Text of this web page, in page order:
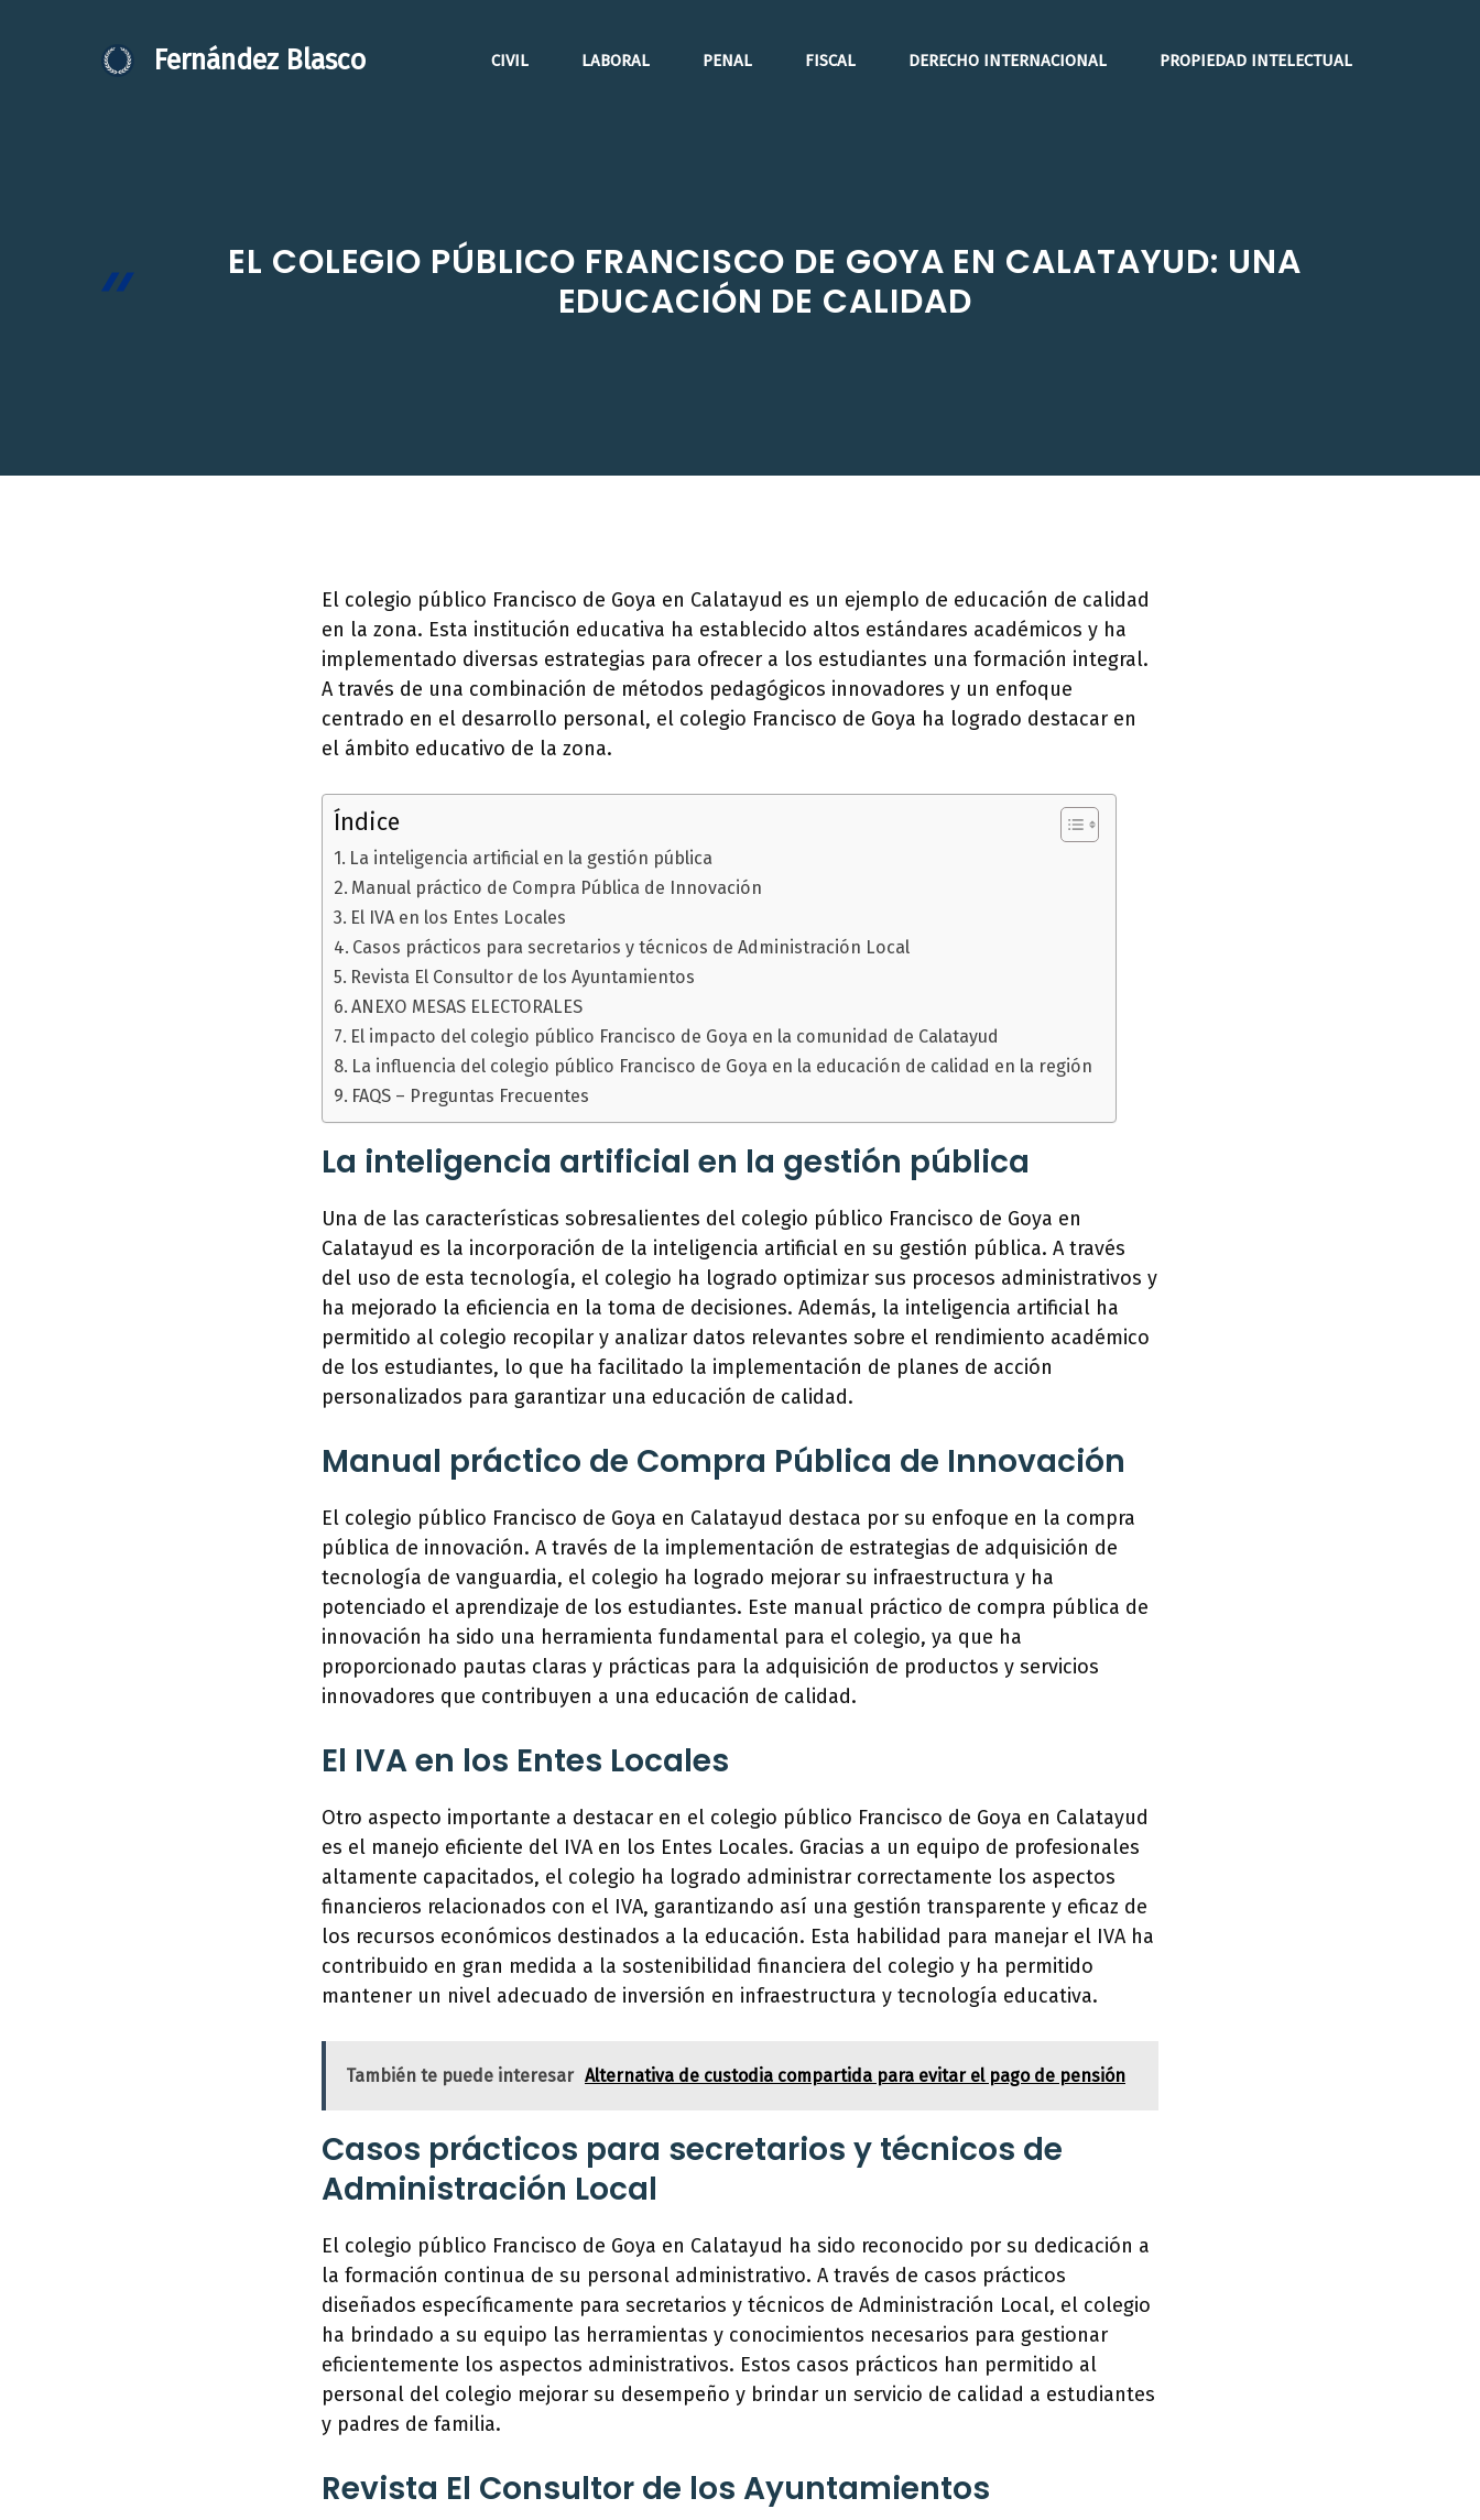
Fernández Blasco CIVIL LABORAL PENAL FISCAL DERECHO INTERNACIONAL PROPIEDAD INTELECTUAL
EL COLEGIO PÚBLICO FRANCISCO DE GOYA EN CALATAYUD: UNA
EDUCACIÓN DE CALIDAD
El colegio público Francisco de Goya en Calatayud es un ejemplo de educación de calidad
en la zona. Esta institución educativa ha establecido altos estándares académicos y ha
implementado diversas estrategias para ofrecer a los estudiantes una formación integral.
A través de una combinación de métodos pedagógicos innovadores y un enfoque
centrado en el desarrollo personal, el colegio Francisco de Goya ha logrado destacar en
el ámbito educativo de la zona.
Índice
La inteligencia artificial en la gestión pública
Manual práctico de Compra Pública de Innovación
El IVA en los Entes Locales
Casos prácticos para secretarios y técnicos de Administración Local
Revista El Consultor de los Ayuntamientos
ANEXO MESAS ELECTORALES
El impacto del colegio público Francisco de Goya en la comunidad de Calatayud
La influencia del colegio público Francisco de Goya en la educación de calidad en la región
FAQS – Preguntas Frecuentes
La inteligencia artificial en la gestión pública
Una de las características sobresalientes del colegio público Francisco de Goya en
Calatayud es la incorporación de la inteligencia artificial en su gestión pública. A través
del uso de esta tecnología, el colegio ha logrado optimizar sus procesos administrativos y
ha mejorado la eficiencia en la toma de decisiones. Además, la inteligencia artificial ha
permitido al colegio recopilar y analizar datos relevantes sobre el rendimiento académico
de los estudiantes, lo que ha facilitado la implementación de planes de acción
personalizados para garantizar una educación de calidad.
Manual práctico de Compra Pública de Innovación
El colegio público Francisco de Goya en Calatayud destaca por su enfoque en la compra
pública de innovación. A través de la implementación de estrategias de adquisición de
tecnología de vanguardia, el colegio ha logrado mejorar su infraestructura y ha
potenciado el aprendizaje de los estudiantes. Este manual práctico de compra pública de
innovación ha sido una herramienta fundamental para el colegio, ya que ha
proporcionado pautas claras y prácticas para la adquisición de productos y servicios
innovadores que contribuyen a una educación de calidad.
El IVA en los Entes Locales
Otro aspecto importante a destacar en el colegio público Francisco de Goya en Calatayud
es el manejo eficiente del IVA en los Entes Locales. Gracias a un equipo de profesionales
altamente capacitados, el colegio ha logrado administrar correctamente los aspectos
financieros relacionados con el IVA, garantizando así una gestión transparente y eficaz de
los recursos económicos destinados a la educación. Esta habilidad para manejar el IVA ha
contribuido en gran medida a la sostenibilidad financiera del colegio y ha permitido
mantener un nivel adecuado de inversión en infraestructura y tecnología educativa.
También te puede interesar Alternativa de custodia compartida para evitar el pago de pensión
Casos prácticos para secretarios y técnicos de
Administración Local
El colegio público Francisco de Goya en Calatayud ha sido reconocido por su dedicación a
la formación continua de su personal administrativo. A través de casos prácticos
diseñados específicamente para secretarios y técnicos de Administración Local, el colegio
ha brindado a su equipo las herramientas y conocimientos necesarios para gestionar
eficientemente los aspectos administrativos. Estos casos prácticos han permitido al
personal del colegio mejorar su desempeño y brindar un servicio de calidad a estudiantes
y padres de familia.
Revista El Consultor de los Ayuntamientos